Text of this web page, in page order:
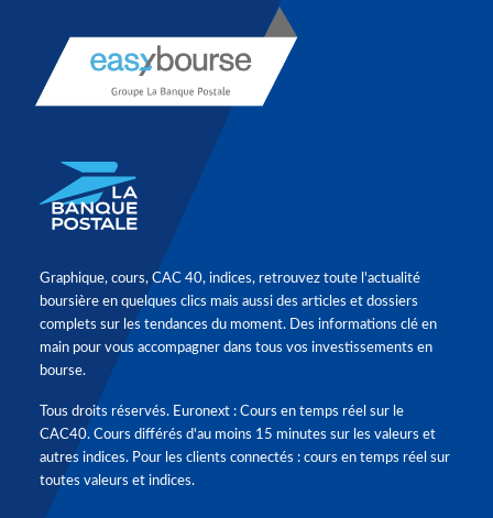
Graphique, cours, CAC 40, indices, retrouvez toute l'actualité
boursière en quelques clics mais aussi des articles et dossiers
complets sur les tendances du moment. Des informations clé en
main pour vous accompagner dans tous vos investissements en
bourse.
Tous droits réservés. Euronext : Cours en temps réel sur le
CAC40. Cours différés d'au moins 15 minutes sur les valeurs et
autres indices. Pour les clients connectés : cours en temps réel sur
toutes valeurs et indices.